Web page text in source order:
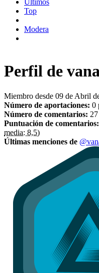
Últimos
Top
Modera
Perfil de
Miembro desde 09 de Abril
Número de aportaciones: 0
Número de comentarios: 27
Puntuación de comentarios:
media: 8,5)
Últimas menciones de